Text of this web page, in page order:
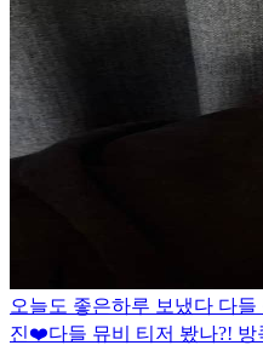
오늘도 좋은하루 보냈다 다
진❤️다들 뮤비 티저 봤나?!